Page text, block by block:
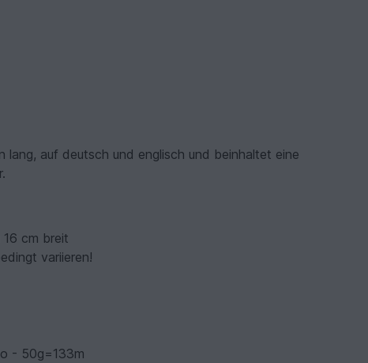
lang, auf deutsch und englisch und beinhaltet eine
cm breit
variieren!
- 50g=133m